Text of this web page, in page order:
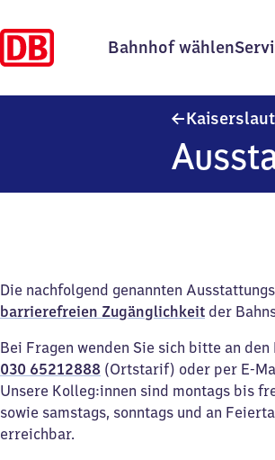
Bahnhof wählen
Die nachfolgend genannten
barrierefreien Zugänglichkeit der
Bei Fragen wenden Sie sich bitte an
030 65212888 (Ortstarif) oder per E-
Unsere Kolleg:innen sind montags bis
sowie samstags, sonntags und an
erreichbar.